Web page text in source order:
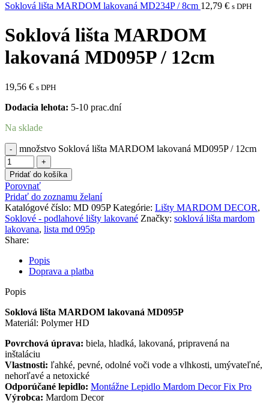
Soklová lišta MARDOM lakovaná MD234P / 8cm 12,79 € s DPH
Soklová lišta MARDOM
lakovaná MD095P / 12cm
19,56 € s DPH
Dodacia lehota: 5-10 prac.dní
Na sklade
množstvo Soklová lišta MARDOM lakovaná MD095P / 12cm
Pridať do košíka
Porovnať
Pridať do zoznamu želaní
Katalógové číslo: MD 095PKategórie: Lišty MARDOM DECOR,
Soklové - podlahové lišty lakované Značky: soklová lišta mardom
lakovana, lista md 095p
Share:
Popis
Doprava a platba
Popis
Soklová lišta MARDOM lakovaná MD095P
Materiál: Polymer HD
Povrchová úprava: biela, hladká, lakovaná, pripravená na
inštaláciu
Vlastnosti: ľahké, pevné, odolné voči vode a vlhkosti, umývateľné,
nehorľavé a netoxické
Odporúčané lepidlo: Montážne Lepidlo Mardom Decor Fix Pro
Výrobca: Mardom Decor